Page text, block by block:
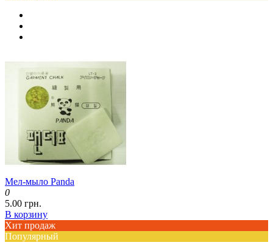
Мел-мыло Panda
0
5.00 грн.
В корзину
Хит продаж
Популярный